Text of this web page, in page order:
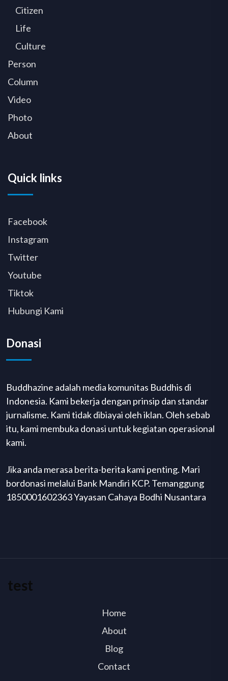
Citizen
Life
Culture
Person
Column
Video
Photo
About
Quick links
Facebook
Instagram
Twitter
Youtube
Tiktok
Hubungi Kami
Donasi
Buddhazine adalah media komunitas Buddhis di
Indonesia. Kami bekerja dengan prinsip dan standar
jurnalisme. Kami tidak dibiayai oleh iklan. Oleh sebab
itu, kami membuka donasi untuk kegiatan operasional
kami.
Jika anda merasa berita-berita kami penting. Mari
bordonasi melalui Bank Mandiri KCP. Temanggung
1850001602363 Yayasan Cahaya Bodhi Nusantara
test
Home
About
Blog
Contact